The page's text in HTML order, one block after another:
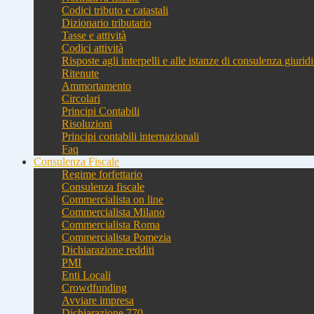
Codici tributo e catastali
Dizionario tributario
Tasse e attività
Codici attività
Risposte agli interpelli e alle istanze di consulenza
Ritenute
Ammortamento
Circolari
Principi Contabili
Risoluzioni
Principi contabili internazionali
Faq
Consulenza Fiscale
Regime forfettario
Consulenza fiscale
Commercialista on line
Commercialista Milano
Commercialista Roma
Commercialista Pomezia
Dichiarazione redditi
PMI
Enti Locali
Crowdfunding
Avviare impresa